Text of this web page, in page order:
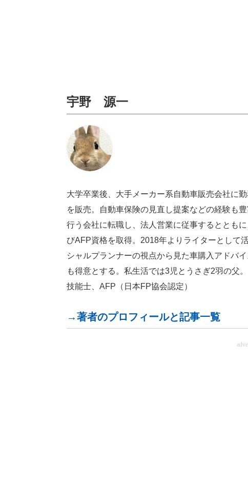
宇野 源一
大学卒業後、大手メーカー系自動車販売会社に
を販売。自動車保険の見直し提案などの経験も
行う会社に転職し、法人営業に従事するととも
びAFP資格を取得。2018年よりライターとして
シャルプランナーの視点から見た車購入アドバ
も得意とする。私生活では3児とうさぎ2羽の父
技能士、AFP（日本FP協会認定）
→著者のプロフィールと記事一覧